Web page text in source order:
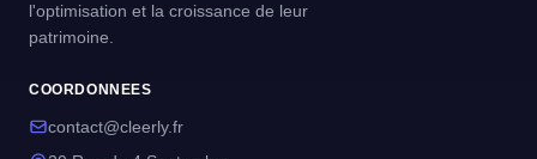
l'optimisation et la croissance de leur
patrimoine.
COORDONNEES
contact@cleerly.fr